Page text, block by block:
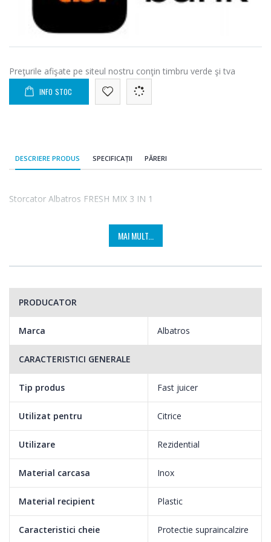
Preţurile afişate pe siteul nostru conţin timbru verde şi tva
INFO STOC
DESCRIERE PRODUS SPECIFICAȚII PĂRERI
Storcator Albatros FRESH MIX 3 IN 1
MAI MULT...
PRODUCATOR
Marca Albatros
CARACTERISTICI GENERALE
Tip produs Fast juicer
Utilizat pentru Citrice
Utilizare Rezidential
Material carcasa Inox
Material recipient Plastic
Caracteristici cheie Protectie supraincalzire